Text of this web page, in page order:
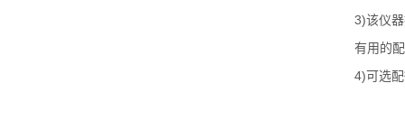
3)该仪
有用的
4) 可选